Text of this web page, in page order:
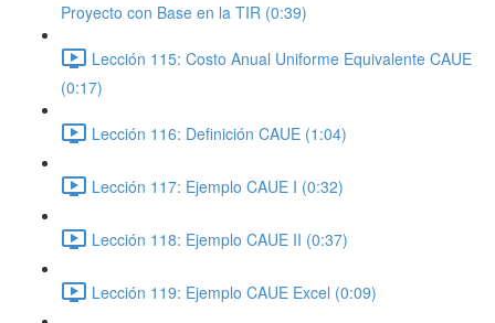
Proyecto con Base en la TIR (0:39)
Lección 115: Costo Anual Uniforme Equivalente CAUE
(0:17)
Lección 116: Definición CAUE (1:04)
Lección 117: Ejemplo CAUE I (0:32)
Lección 118: Ejemplo CAUE II (0:37)
Lección 119: Ejemplo CAUE Excel (0:09)